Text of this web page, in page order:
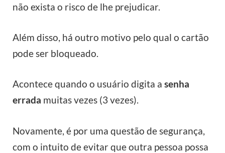
não exista o risco de lhe prejudicar.
Além disso, há outro motivo pelo qual o cartão
pode ser bloqueado.
Acontece quando o usuário digita a senha
errada muitas vezes (3 vezes).
Novamente, é por uma questão de segurança,
com o intuito de evitar que outra pessoa possa